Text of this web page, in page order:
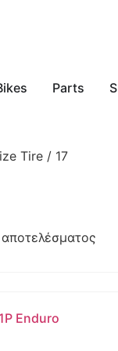
Parts
Tire / 17
Enduro